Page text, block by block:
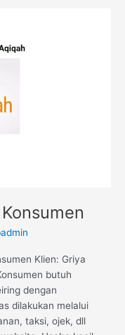
Klien: Griya
butuh
dengan
dilakukan melalui
taksi, ojek, dll